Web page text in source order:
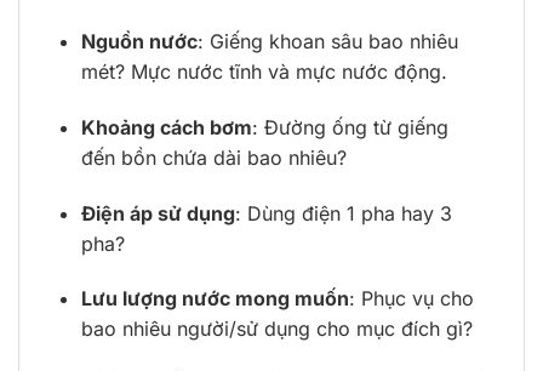
Nguồn nước: Giếng khoan sâu bao nhiêu
mét? Mực nước tĩnh và mực nước động.
Khoảng cách bơm: Đường ống từ giếng
đến bồn chứa dài bao nhiêu?
Điện áp sử dụng: Dùng điện 1 pha hay 3
pha?
Lưu lượng nước mong muốn: Phục vụ cho
bao nhiêu người/sử dụng cho mục đích gì?